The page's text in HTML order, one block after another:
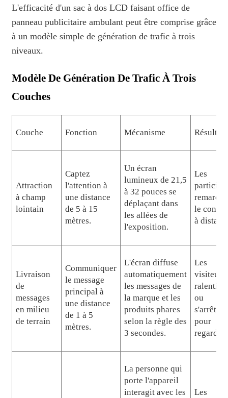
L'efficacité d'un sac à dos LCD faisant office de
panneau publicitaire ambulant peut être comprise grâce
à un modèle simple de génération de trafic à trois
niveaux.
Modèle De Génération De Trafic À Trois
Couches
Couche Fonction Mécanisme Résultat
Attraction
à champ
lointain
Captez
l'attention à
une distance
de 5 à 15
mètres.
Un écran
lumineux de 21,5
à 32 pouces se
déplaçant dans
les allées de
l'exposition.
Les
le
à
Livraison
de
messages
en milieu
de terrain
Communiquer
le message
principal à
une distance
de 1 à 5
mètres.
L'écran diffuse
automatiquement
les messages de
la marque et les
produits phares
selon la règle des
3 secondes.
Les
visiteurs
ou
s'arrêtent
pour
regarder
La personne qui
porte l'appareil
interagit avec les
Les